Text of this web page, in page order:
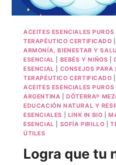
ACEITES ESENCIALES PUROS
TERAPÉUTICO CERTIFICADO
ARMONÍA, BIENESTAR Y
ESENCIAL
BEBÉS Y NIÑOS |
ESENCIAL
CONSEJOS PARA
TERAPÉUTICO CERTIFICADO
ACEITES ESENCIALES PUROS
ARGENTINA |DŌTERRA®
EDUCACIÓN NATURAL Y
ESENCIALES
LINK IN BIO |
ESENCIAL
SOFÍA PIRILLO |
ÚTILES
Logra que tu